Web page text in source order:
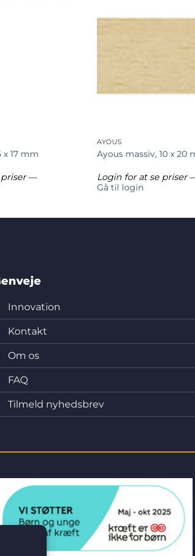
x 17 mm
—
AYOUS
Ayous massiv, 10 x 20
Login for at se priser
Gå til login
Innovation
Kontakt
Om os
FAQ
Tilmeld nyhedsbrev